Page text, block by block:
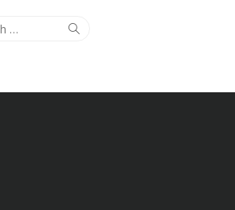
Search